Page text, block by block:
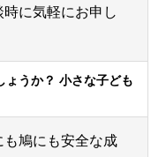
に気軽にお申し
ょうか？ 小さな子ども
鳩にも安全な成